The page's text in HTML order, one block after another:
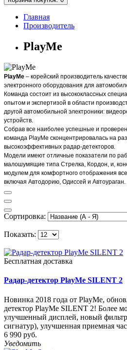
Главная
Производитель
PlayMe
PlayMe – корейский производитель
электронного оборудования для
Команда состоит из высококлассных
опытом и экспертизой в области
другой автомобильной электроники:
устройств.
Собрав все наиболее успешные и
команда PlayMe сконцентрировалась на
высокоэффективных радар-детекторов.
Модели имеют отличные показатели по
малошумящие типа Стрелка, Кордон, и,
модулем для комфортного отображения
включая Автодорию, Одиссей и Автоураган.
Сортировка:
Показать:
Бесплатная доставка
Радар-детектор PlayMe SILENT 2
Новинка 2018 года от PlayMe,
детектор PlayMe SILENT 2! Более
улучшенный дисплей, новый
сигнатур), улучшенная приемная
6 990 руб.
Уведомить